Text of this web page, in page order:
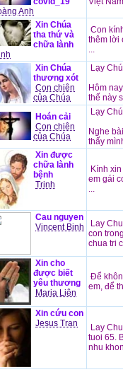
Anh
Xin Chúa
tha thứ và
chữa lành
Con
thêm lời
...
Xin Chúa
thương xót
Con chiên
của Chúa
Lạy
Hôm
thế này
Hoán cải
Con chiên
của Chúa
Lạy
Nghe
thấy
Xin được
chữa lành
bệnh
Trinh
Kính
em gái
...
Cau nguyen
Vincent Binh
Lay
con
chua tri
Xin cho
được biết
yêu thương
Maria Liên
Để
em, để
Xin cứu con
Jesus Tran
Lay
tuoi 65.
nhu